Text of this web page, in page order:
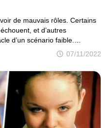
07/11/2022
de mauvais rôles. Certains
et d’autres
d’un scénario faible.
aux stars qui ont connu cette
fois de plus que personne